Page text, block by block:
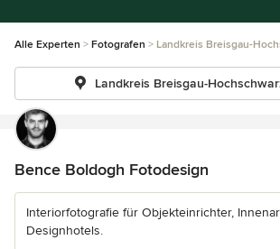
Alle Experten Fotografen Landkreis Breisgau-
Landkreis Breisgau-
Bence Boldogh Fotodesign
Interiorfotografie für Objekteinrichter,
Designhotels.